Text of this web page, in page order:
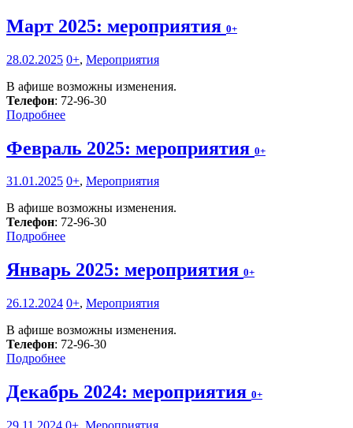
Март 2025: мероприятия 0+
28.02.2025 0+, Мероприятия
В афише возможны изменения.
Телефон: 72-96-30
Подробнее
Февраль 2025: мероприятия 0+
31.01.2025 0+, Мероприятия
В афише возможны изменения.
Телефон: 72-96-30
Подробнее
Январь 2025: мероприятия 0+
26.12.2024 0+, Мероприятия
В афише возможны изменения.
Телефон: 72-96-30
Подробнее
Декабрь 2024: мероприятия 0+
29.11.2024 0+, Мероприятия